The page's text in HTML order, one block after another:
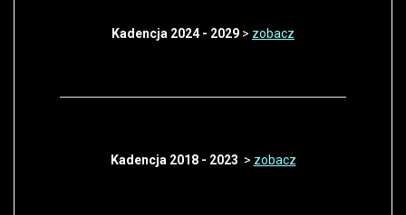
Kadencja 2024 - 2029 > zobacz
Kadencja 2018 - 2023 > zobacz